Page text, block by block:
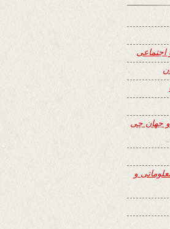
اجتماعی
و جهان چی
و